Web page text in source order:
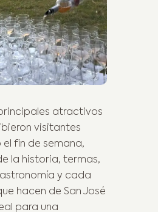
atractivos
visitantes
fin de semana,
la historia, termas,
y cada
hacen de San José
para una